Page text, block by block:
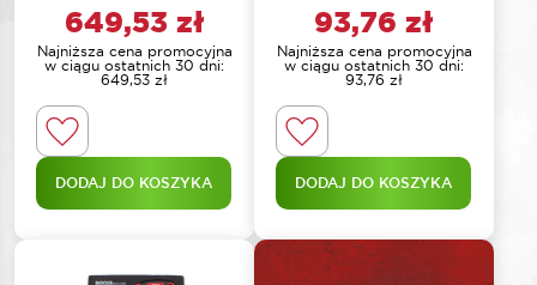
649,53 zł
Najniższa cena promocyjna
w ciągu ostatnich 30 dni:
649,53 zł
DODAJ DO KOSZYKA
93,76 zł
Najniższa cena promocyjna
w ciągu ostatnich 30 dni:
93,76 zł
DODAJ DO KOSZYKA